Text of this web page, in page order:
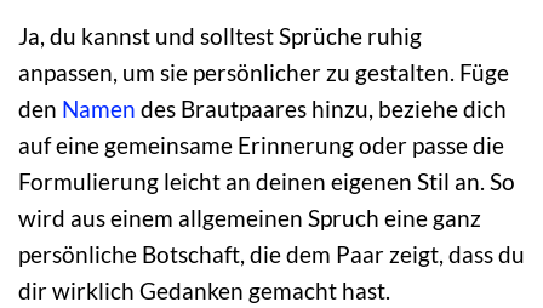
Ja, du kannst und solltest Sprüche ruhig
anpassen, um sie persönlicher zu gestalten. Füge
den Namen des Brautpaares hinzu, beziehe dich
auf eine gemeinsame Erinnerung oder passe die
Formulierung leicht an deinen eigenen Stil an. So
wird aus einem allgemeinen Spruch eine ganz
persönliche Botschaft, die dem Paar zeigt, dass du
dir wirklich Gedanken gemacht hast.